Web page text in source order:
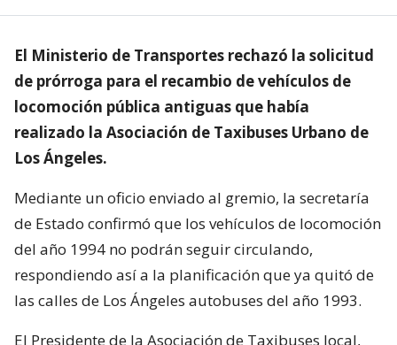
El Ministerio de Transportes rechazó la solicitud
de prórroga para el recambio de vehículos de
locomoción pública antiguas que había
realizado la Asociación de Taxibuses Urbano de
Los Ángeles.
Mediante un oficio enviado al gremio, la secretaría
de Estado confirmó que los vehículos de locomoción
del año 1994 no podrán seguir circulando,
respondiendo así a la planificación que ya quitó de
las calles de Los Ángeles autobuses del año 1993.
El Presidente de la Asociación de Taxibuses local,